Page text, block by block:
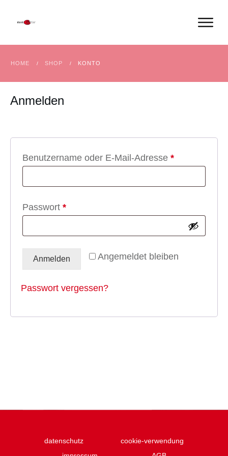
HOME / SHOP / KONTO
Anmelden
Benutzername oder E-Mail-Adresse *Erforderlich
Passwort *Erforderlich
Angemeldet bleiben
Anmelden
Passwort vergessen?
datenschutz
cookie-verwendung